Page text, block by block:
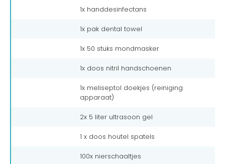
1x handdesinfectans
1x pak dental towel
1x 50 stuks mondmasker
1x doos nitril handschoenen
1x meliseptol doekjes (reiniging
apparaat)
2x 5 liter ultrasoon gel
1 x doos houtel spatels
100x nierschaaltjes